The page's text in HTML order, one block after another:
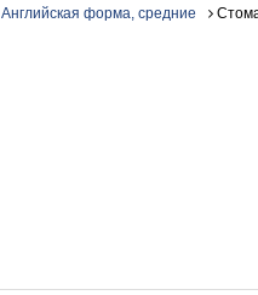
Английская форма, средние